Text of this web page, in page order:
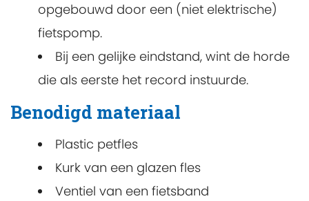
opgebouwd door een (niet elektrische)
fietspomp.
Bij een gelijke eindstand, wint de horde
die als eerste het record instuurde.
Benodigd materiaal
Plastic petfles
Kurk van een glazen fles
Ventiel van een fietsband